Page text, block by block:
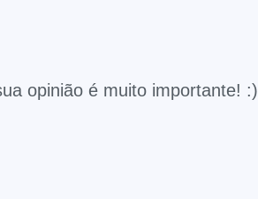
opinião é muito importante! :)